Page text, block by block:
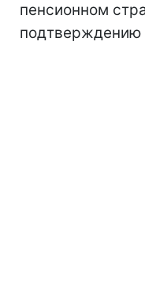
пенсионном
подтверждению